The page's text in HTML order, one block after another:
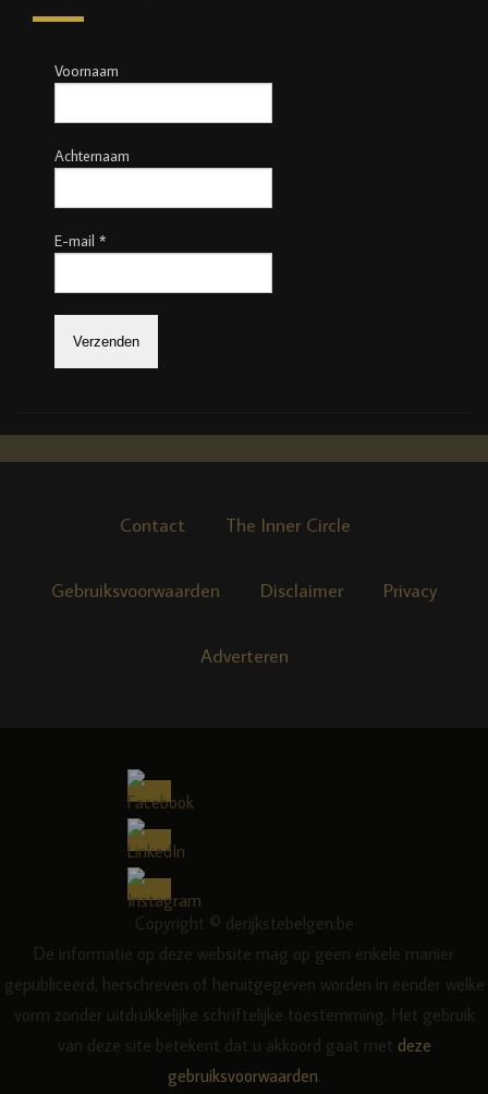
Voornaam
Achternaam
E-mail *
Contact The Inner Circle
Gebruiksvoorwaarden Disclaimer Privacy
Adverteren
Copyright © derijkstebelgen.be
De informatie op deze website mag op geen enkele manier
gepubliceerd, herschreven of heruitgegeven worden in eender welke
vorm zonder uitdrukkelijke schriftelijke toestemming. Het gebruik
van deze site betekent dat u akkoord gaat met deze
gebruiksvoorwaarden